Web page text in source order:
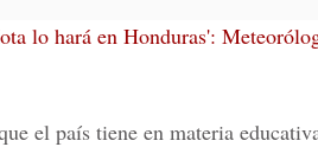
lo hará en Honduras':
el país tiene en materia